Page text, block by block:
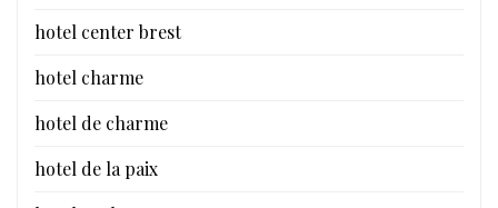
hotel center brest
hotel charme
hotel de charme
hotel de la paix